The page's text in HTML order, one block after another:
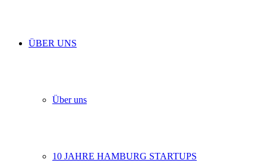
ÜBER UNS
Über uns
10 JAHRE HAMBURG STARTUPS